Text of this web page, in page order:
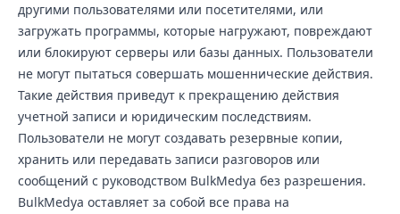
другими пользователями или посетителями, или
загружать программы, которые нагружают, повреждают
или блокируют серверы или базы данных. Пользователи
не могут пытаться совершать мошеннические действия.
Такие действия приведут к прекращению действия
учетной записи и юридическим последствиям.
Пользователи не могут создавать резервные копии,
хранить или передавать записи разговоров или
сообщений с руководством BulkMedya без разрешения.
BulkMedya оставляет за собой все права на